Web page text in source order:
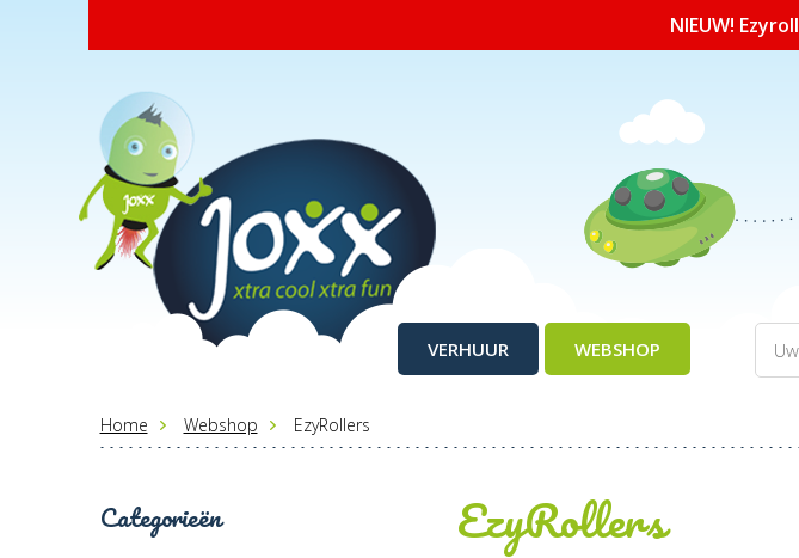
NIEUW!
VERHUUR WEBSHOP
Home Webshop EzyRollers
Categorieën EzyRollers